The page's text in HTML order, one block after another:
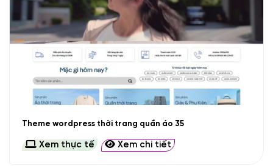
Theme wordpress thời trang quần áo 35
Xem thực tế Xem chi tiết